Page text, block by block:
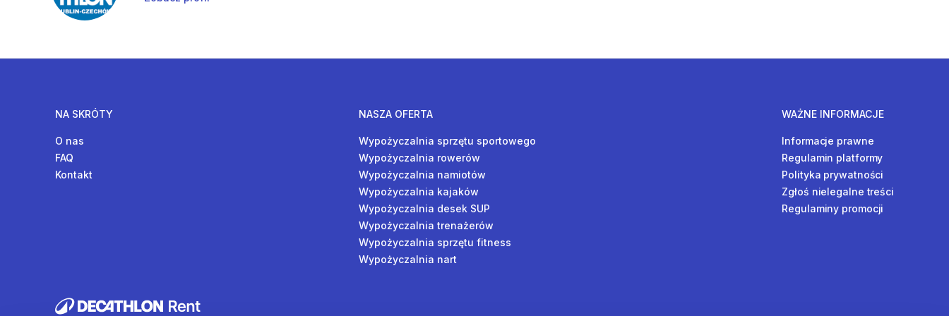
NA SKRÓTY
O nas
FAQ
Kontakt
NASZA OFERTA
Wypożyczalnia sprzętu sportowego
Wypożyczalnia rowerów
Wypożyczalnia namiotów
Wypożyczalnia kajaków
Wypożyczalnia desek SUP
Wypożyczalnia trenażerów
Wypożyczalnia sprzętu fitness
Wypożyczalnia nart
WAŻNE INFORMACJE
Informacje prawne
Regulamin platformy
Polityka prywatności
Zgłoś nielegalne treści
Regulaminy promocji